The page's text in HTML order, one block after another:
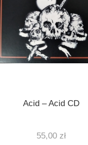
Acid ‎– Acid CD
55,00 zł